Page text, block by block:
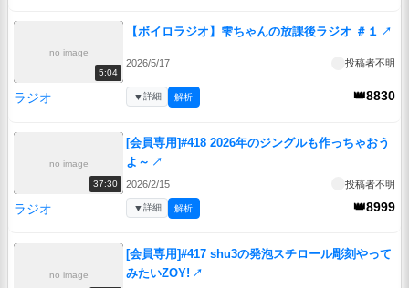
no image
5:04
【ボイロラジオ】雫ちゃんの放課後ラジオ ＃１ ↗
2026/5/17 投稿者不明
ラジオ 👑8830
▼詳細 解析
no image
37:30
[会員専用]#418 2026年のジングルも作っちゃおう
よ～ ↗
2026/2/15 投稿者不明
ラジオ 👑8999
▼詳細 解析
no image
[会員専用]#417 shu3の発泡スチロール彫刻やって
みたいZOY! ↗